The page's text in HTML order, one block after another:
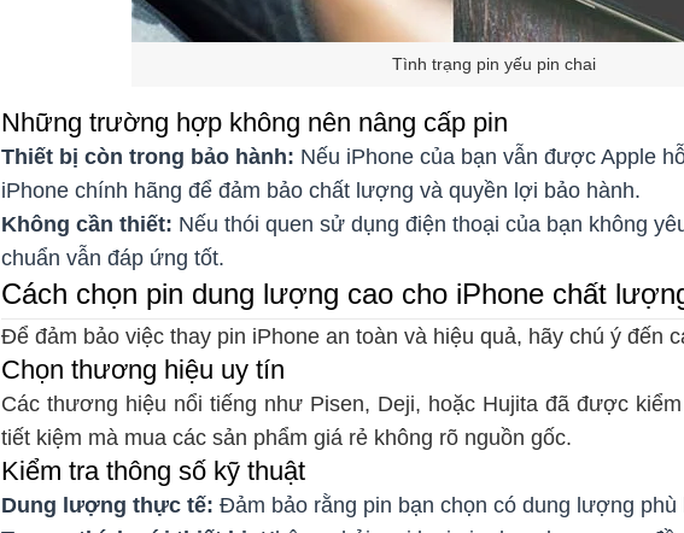
Tình trạng pin yếu pin chai
Những trường hợp không nên nâng cấp pin
Thiết bị còn trong bảo hành: Nếu iPhone của bạn vẫn được Apple
iPhone chính hãng để đảm bảo chất lượng và quyền lợi bảo hành.
Không cần thiết: Nếu thói quen sử dụng điện thoại của bạn không
chuẩn vẫn đáp ứng tốt.
Cách chọn pin dung lượng cao cho iPhone chất
Để đảm bảo việc thay pin iPhone an toàn và hiệu quả, hãy chú ý đến
Chọn thương hiệu uy tín
Các thương hiệu nổi tiếng như Pisen, Deji, hoặc Hujita đã được
tiết kiệm mà mua các sản phẩm giá rẻ không rõ nguồn gốc.
Kiểm tra thông số kỹ thuật
Dung lượng thực tế: Đảm bảo rằng pin bạn chọn có dung lượng